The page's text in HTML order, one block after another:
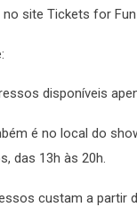
site Tickets for
disponíveis
é no local do
das 13h às 20h.
custam a partir